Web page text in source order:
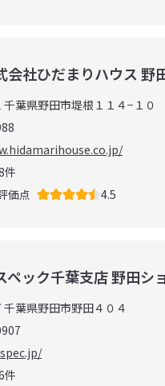
会社ひだまりハウス 野
葉県野田市堤根１１４−１０
件
価点
4.5
ペック千葉支店 野田シ
葉県野田市野田４０４
件